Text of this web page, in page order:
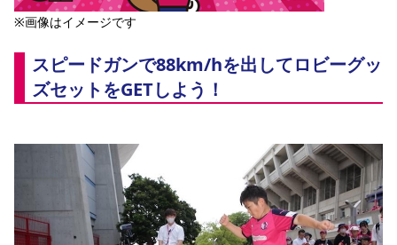
※画像はイメージです
スピードガンで88km/hを出してロビーグッ
ズセットをGETしよう！